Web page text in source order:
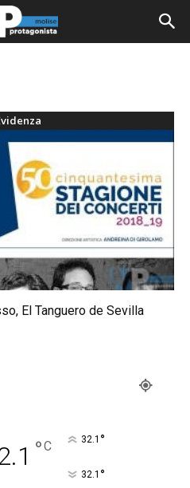
El Tanguero de Sevilla
°C 32.1 °
32.1 °